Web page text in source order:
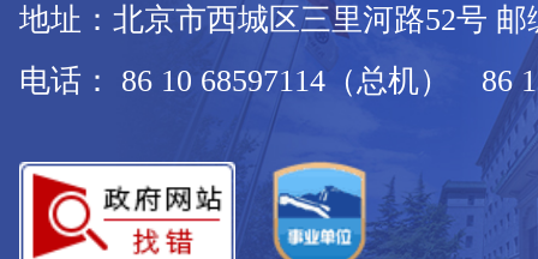
地址：北京市西城区三里河路52号 邮
电话： 86 10 68597114（总机） 86